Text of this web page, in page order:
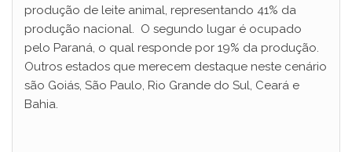
produção de leite animal, representando 41% da
produção nacional. O segundo lugar é ocupado
pelo Paraná, o qual responde por 19% da produção.
Outros estados que merecem destaque neste cenário
são Goiás, São Paulo, Rio Grande do Sul, Ceará e
Bahia.